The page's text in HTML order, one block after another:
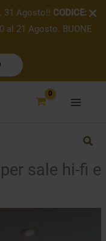
31 Agosto!! CODICE:
al 21 Agosto. BUONE
sale hi-fi e